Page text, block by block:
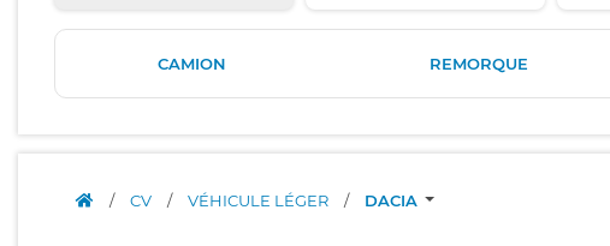
CAMION REMORQUE
/ CV / VÉHICULE LÉGER / DACIA